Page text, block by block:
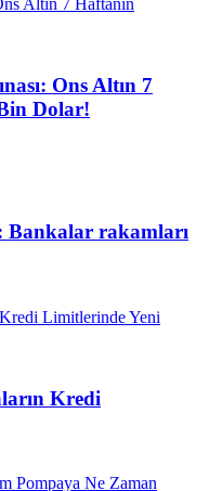
Ons Altın 7
Dolar!
Bankalar rakamları
Kredi